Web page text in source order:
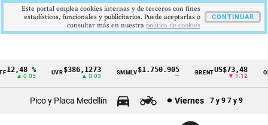
Cintillo
%
▲ 0.05
UVR$386,1273
▲ 0.03
SMMLV$1.750.905 BRENTUS$73,48
▼ 1.12
ORO
Pico y Placa Medellín Viernes 7 y 9 7 y 9
Este portal emplea cookies internas y de terceros con fines
estadísticos, funcionales y publicitarios. Puede aceptarlas o
consultar más en nuestra politica de cookies
CONTINUAR